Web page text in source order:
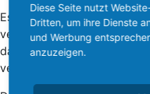
Es besteht durchaus die
verschwundene Plastik
damaligen Westzone von
verbracht hat oder
Diese Seite nutzt
Dritten, um ihre Dienste
und Werbung
anzuzeigen.